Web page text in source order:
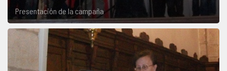
Presentación de la campaña